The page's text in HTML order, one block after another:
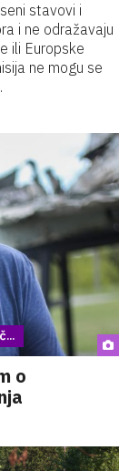
stavovi i
i ne odražavaju
ili Europske
ne mogu se
o